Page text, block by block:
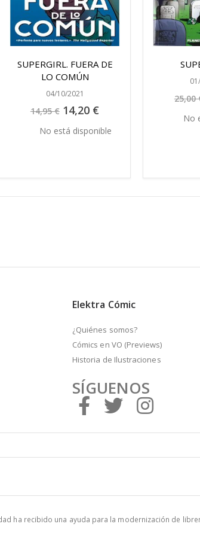
SUPERGIRL. FUERA DE
LO COMÚN
04/10/2021
14,95 € Precio
especial
14,20 €
No está disponible
25,00
No
Elektra Cómic
¿Quiénes somos?
Cómics en VO (Previews)
Historia de Ilustraciones
SÍGUENOS
ha recibido una ayuda para la modernización de